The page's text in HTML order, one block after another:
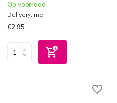
Op voorraad
Deliverytime
€2,95